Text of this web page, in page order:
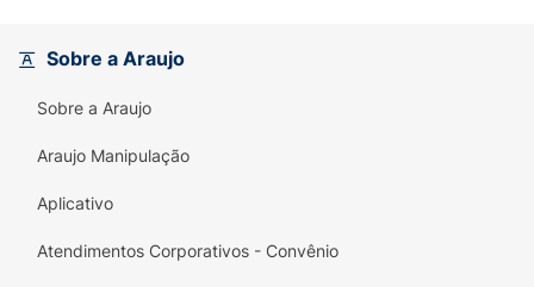
Sobre a Araujo
Sobre a Araujo
Araujo Manipulação
Aplicativo
Atendimentos Corporativos - Convênio